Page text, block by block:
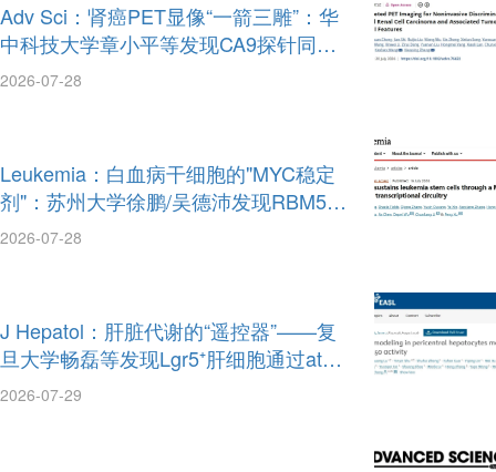
Adv Sci：肾癌PET显像“一箭三雕”：华
中科技大学章小平等发现CA9探针同时
鉴别亚型、预测基因突变和药物敏感性
2026-07-28
Leukemia：白血病干细胞的"MYC稳定
剂"：苏州大学徐鹏/吴德沛发现RBM5成
为选择性清除LSC的新靶点
2026-07-28
J Hepatol：肝脏代谢的“遥控器”——复
旦大学畅磊等发现Lgr5⁺肝细胞通过atRA
信号远程调控全肝脂质稳态
2026-07-29